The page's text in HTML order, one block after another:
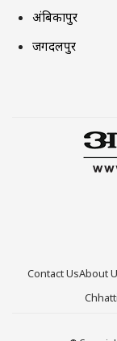
अंबिकापुर
जगदलपुर
Contact UsAbout